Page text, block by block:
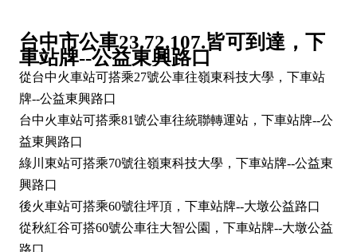
台中市公車23.72.107.皆可到達，下
車站牌--公益東興路口
從台中火車站可搭乘27號公車往嶺東科技大學，下車站
牌--公益東興路口
台中火車站可搭乘81號公車往統聯轉運站，下車站牌--公
益東興路口
綠川東站可搭乘70號往嶺東科技大學，下車站牌--公益東
興路口
後火車站可搭乘60號往坪頂，下車站牌--大墩公益路口
從秋紅谷可搭60號公車往大智公園，下車站牌--大墩公益
路口